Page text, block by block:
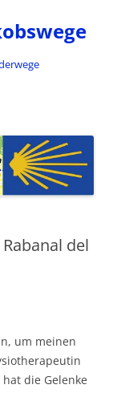
del
um meinen
hat die Gelenke